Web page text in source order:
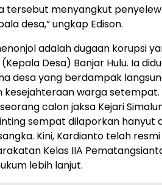
tersebut menyangkut
desa,” ungkap Edison.
adalah dugaan korupsi
Desa) Banjar Hulu. Ia
desa yang berdampak
kesejahteraan warga
calon jaksa Kejari
sempat dilaporkan hanyut
Kini, Kardianto telah
Kelas IIA
lebih lanjut.